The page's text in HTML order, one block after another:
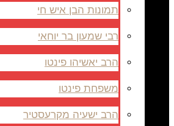
תמונות הבן איש חי
רבי שמעון בר יוחאי
הרב יאשיהו פינטו
משפחת פינטו
הרב ישעיה מקרעסטיר